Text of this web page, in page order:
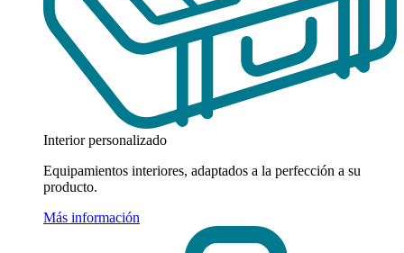
Interior personalizado
Equipamientos interiores, adaptados a la perfección a su
producto.
Más información